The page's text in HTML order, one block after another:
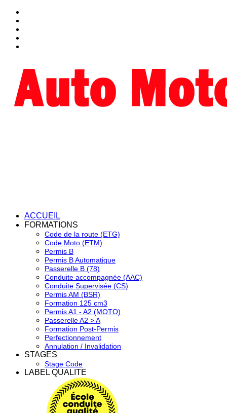
ACCUEIL
FORMATIONS
Code de la route (ETG)
Code Moto (ETM)
Permis B
Permis B Automatique
Passerelle B (78)
Conduite accompagnée (AAC)
Conduite Supervisée (CS)
Permis AM (BSR)
Formation 125 cm3
Permis A1 - A2 (MOTO)
Passerelle A2 > A
Formation Post-Permis
Perfectionnement
Annulation / Invalidation
STAGES
Stage Code
LABEL QUALITE